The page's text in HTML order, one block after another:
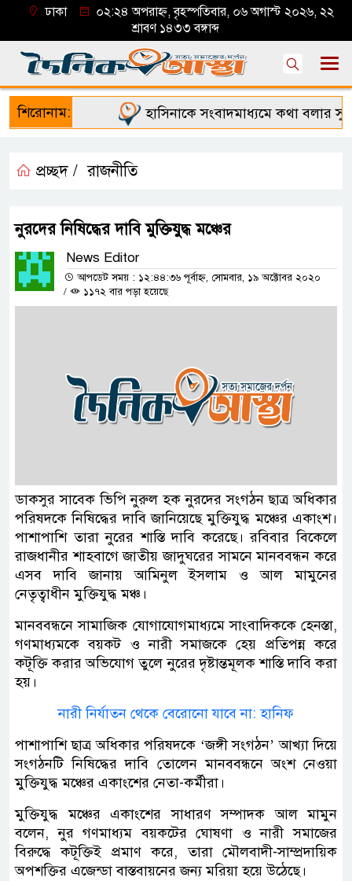
ঢাকা
০২:২৪ অপরাহ্ন, বৃহস্পতিবার, ০৬ অগাস্ট ২০২৬, ২২
শ্রাবণ ১৪৩৩ বঙ্গাব্দ
শিরোনাম: হাসিনাকে সংবাদমাধ্যমে কথা বলার
প্রচ্ছদ / রাজনীতি
নুরদের নিষিদ্ধের দাবি মুক্তিযুদ্ধ মঞ্চের
News Editor
আপডেট সময় : ১২:৪৪:৩৬ পূর্বাহ্ন, সোমবার, ১৯ অক্টোবর ২০২০
/
১১৭২ বার পড়া হয়েছে
ডাকসুর সাবেক ভিপি নুরুল হক নুরদের সংগঠন ছাত্র অধিকার
পরিষদকে নিষিদ্ধের দাবি জানিয়েছে মুক্তিযুদ্ধ মঞ্চের একাংশ।
পাশাপাশি তারা নুরের শাস্তি দাবি করেছে। রবিবার বিকেলে
রাজধানীর শাহবাগে জাতীয় জাদুঘরের সামনে মানববন্ধন করে
এসব দাবি জানায় আমিনুল ইসলাম ও আল মামুনের
নেতৃত্বাধীন মুক্তিযুদ্ধ মঞ্চ।
মানববন্ধনে সামাজিক যোগাযোগমাধ্যমে সাংবাদিককে হেনস্তা,
গণমাধ্যমকে বয়কট ও নারী সমাজকে হেয় প্রতিপন্ন করে
কটূক্তি করার অভিযোগ তুলে নুরের দৃষ্টান্তমূলক শাস্তি দাবি করা
হয়।
নারী নির্যাতন থেকে বেরোনো যাবে না: হানিফ
পাশাপাশি ছাত্র অধিকার পরিষদকে ‘জঙ্গী সংগঠন’ আখ্যা দিয়ে
সংগঠনটি নিষিদ্ধের দাবি তোলেন মানববন্ধনে অংশ নেওয়া
মুক্তিযুদ্ধ মঞ্চের একাংশের নেতা-কর্মীরা।
মুক্তিযুদ্ধ মঞ্চের একাংশের সাধারণ সম্পাদক আল মামুন
বলেন, নুর গণমাধ্যম বয়কটের ঘোষণা ও নারী সমাজের
বিরুদ্ধে কটূক্তিই প্রমাণ করে, তারা মৌলবাদী-সাম্প্রদায়িক
অপশক্তির এজেন্ডা বাস্তবায়নের জন্য মরিয়া হয়ে উঠেছে।